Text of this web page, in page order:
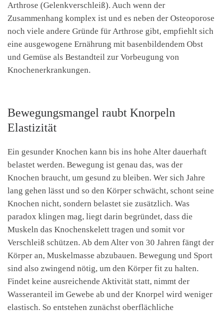
Arthrose (Gelenkverschleiß). Auch wenn der
Zusammenhang komplex ist und es neben der Osteoporose
noch viele andere Gründe für Arthrose gibt, empfiehlt sich
eine ausgewogene Ernährung mit basenbildendem Obst
und Gemüse als Bestandteil zur Vorbeugung von
Knochenerkrankungen.
Bewegungsmangel raubt Knorpeln
Elastizität
Ein gesunder Knochen kann bis ins hohe Alter dauerhaft
belastet werden. Bewegung ist genau das, was der
Knochen braucht, um gesund zu bleiben. Wer sich Jahre
lang gehen lässt und so den Körper schwächt, schont seine
Knochen nicht, sondern belastet sie zusätzlich. Was
paradox klingen mag, liegt darin begründet, dass die
Muskeln das Knochenskelett tragen und somit vor
Verschleiß schützen. Ab dem Alter von 30 Jahren fängt der
Körper an, Muskelmasse abzubauen. Bewegung und Sport
sind also zwingend nötig, um den Körper fit zu halten.
Findet keine ausreichende Aktivität statt, nimmt der
Wasseranteil im Gewebe ab und der Knorpel wird weniger
elastisch. So entstehen zunächst oberflächliche